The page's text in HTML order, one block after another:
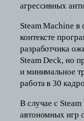
агрессивных
Steam Machine в
контексте
разработчика
Steam Deck, но
и минимальное
работа в 30
В случае с
автономных игр